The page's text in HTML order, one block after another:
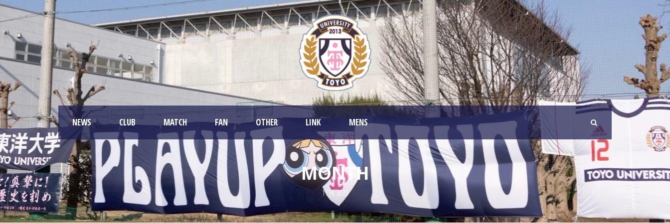
NEWS CLUB MATCH FAN OTHER LINK MENS
MONTH
11月 2025